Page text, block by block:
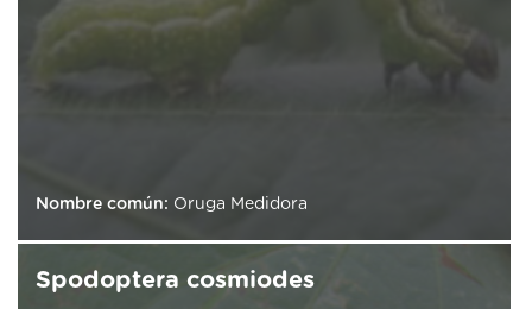
Nombre común: Oruga Medidora
Spodoptera cosmiodes